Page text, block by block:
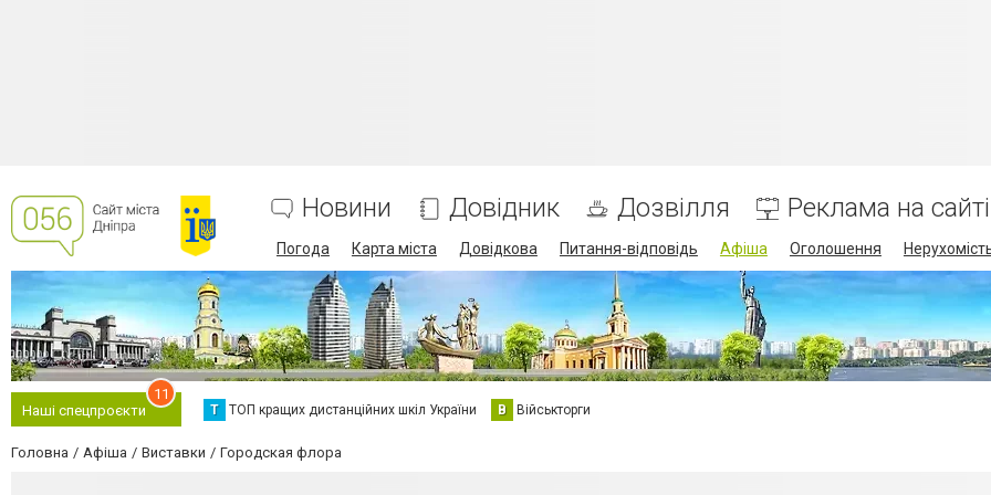
Новини Довідник Дозвілля Реклама на сайті
Погода Карта міста Довідкова Питання-відповідь Афіша Оголошення
Наші спецпроєкти
11
Т ТОП кращих дистанційних шкіл України В Військторги
Головна Афіша Виставки Городская флора